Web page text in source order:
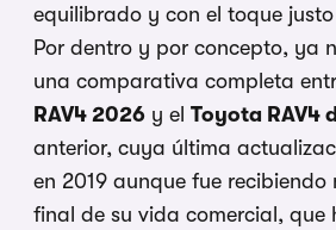
equilibrado y con el toque
Por dentro y por concepto, ya
una comparativa completa
RAV4 2026 y el Toyota RAV4
anterior, cuya última
en 2019 aunque fue recibiendo
final de su vida comercial, que